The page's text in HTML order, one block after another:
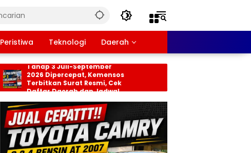
Peristiwa Teknologi Daerah
Bansos PKH dan BPNT
Tahap 3 Juli-September
2026 Dipercepat, Kemensos
Terbitkan Surat Resmi, Cek
Daftar Daerah dan Jadwal